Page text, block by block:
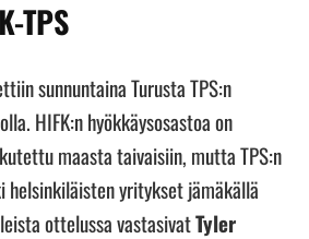
TPS
sunnuntaina Turusta TPS:n
HIFK:n hyökkäysosastoa on
maasta taivaisiin, mutta TPS:n
helsinkiläisten yritykset jämäkällä
ottelussa vastasivatTyler